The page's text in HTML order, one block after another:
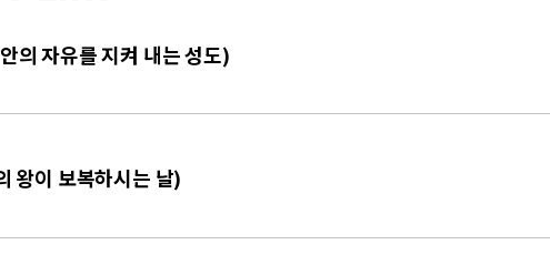
의 자유를 지켜 내는 성도)
왕이 보복하시는 날)